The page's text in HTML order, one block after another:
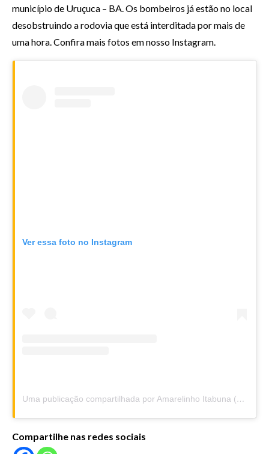
município de Uruçuca – BA. Os bombeiros já estão no local
desobstruindo a rodovia que está interditada por mais de
uma hora. Confira mais fotos em nosso Instagram.
Ver essa foto no Instagram
Uma publicação compartilhada por Amarelinho Itabuna (@amarelinhoitabuna)
Compartilhe nas redes sociais